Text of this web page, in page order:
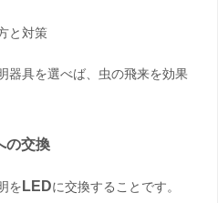
と対策
器具を選べば、虫の飛来を効果
の交換
を LEDに交換することです。